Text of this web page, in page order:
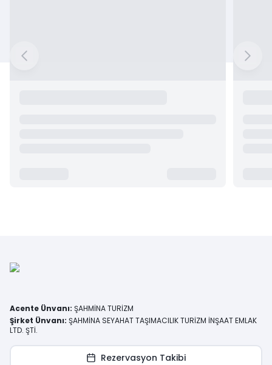
Acente Ünvanı: ŞAHMİNA TURİZM
Şirket Ünvanı: ŞAHMİNA SEYAHAT TAŞIMACILIK TURİZM İNŞAAT EMLAK
LTD. ŞTİ.
Rezervasyon Takibi